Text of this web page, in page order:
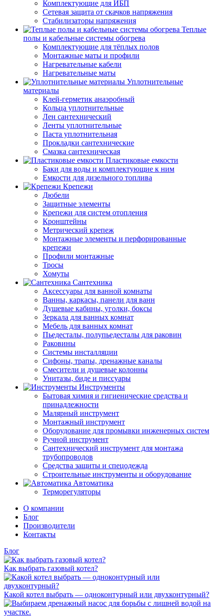
Комплектующие для ИБП
Сетевая защита от скачков напряжения
Стабилизаторы напряжения
Теплые
полы и кабельные системы обогрева
Комплектующие для тёплых полов
Монтажные маты и профили
Нагревательные кабели
Нагревательные маты
Уплотнительные
материалы
Клей-герметик анаэробный
Кольца уплотнительные
Лен сантехнический
Ленты уплотнительные
Паста уплотнительная
Прокладки сантехнические
Смазка сантехническая
Пластиковые емкости
Баки для воды и комплектующие к ним
Емкости для дизельного топлива
Крепежи
Дюбели
Защитные элементы
Крепежи для систем отопления
Кронштейны
Метрический крепеж
Монтажные элементы и перфорированные
крепежи
Профили монтажные
Тросы
Хомуты
Сантехника
Аксессуары для ванной комнаты
Ванны, каркасы, панели для ванн
Душевые кабины, уголки, боксы
Зеркала для ванных комнат
Мебель для ванных комнат
Пьедесталы, полупьедесталы для раковин
Раковины
Системы инсталляции
Сифоны, трапы, дренажные каналы
Смесители и душевые колонны
Унитазы, биде и писсуары
Инструменты
Бытовая химия и гигиенические средства и
принадлежности
Малярный инструмент
Монтажный инструмент
Оборудование для промывки инженерных систем
Ручной инструмент
Сантехнический инструмент для монтажа
трубопроводов
Средства защиты и спецодежда
Строительные инструменты и оборудование
Автоматика
Терморегуляторы
О компании
Блог
Производители
Контакты
Блог
Как выбрать газовый котел?
Какой котел выбрать — одноконтурный или двухконтурный?